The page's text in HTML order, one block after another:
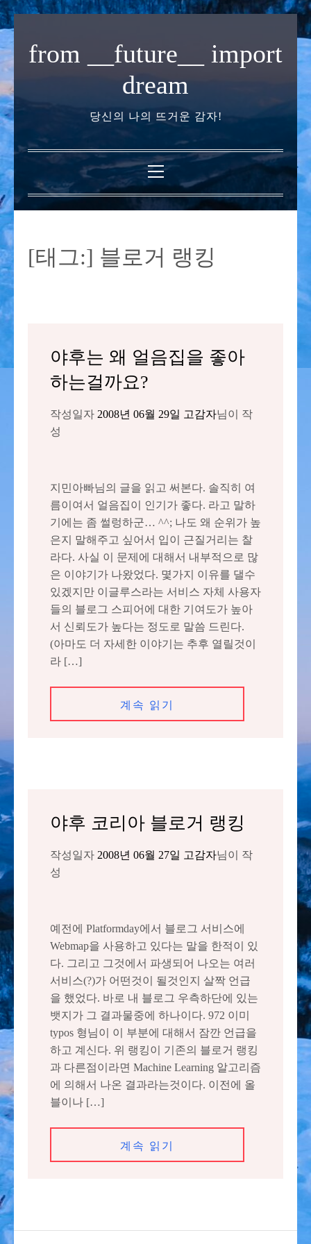
으
바
로
기
from __future__ import
dream
당신의 나의 뜨거운 감자!
기
본
메
뉴
[태그:] 블로거 랭킹
야후는 왜 얼음집을 좋아
하는걸까요?
작성일자 2008년 06월 29일 고감자님이 작
성
지민아빠님의 글을 읽고 써본다. 솔직히 여
름이여서 얼음집이 인기가 좋다. 라고 말하
기에는 좀 썰렁하군… ^^; 나도 왜 순위가 높
은지 말해주고 싶어서 입이 근질거리는 찰
라다. 사실 이 문제에 대해서 내부적으로 많
은 이야기가 나왔었다. 몇가지 이유를 댈수
있겠지만 이글루스라는 서비스 자체 사용자
들의 블로그 스피어에 대한 기여도가 높아
서 신뢰도가 높다는 정도로 말씀 드린다.
(아마도 더 자세한 이야기는 추후 열릴것이
라 […]
계속 읽기
야후 코리아 블로거 랭킹
작성일자 2008년 06월 27일 고감자님이 작
성
예전에 Platformday에서 블로그 서비스에
Webmap을 사용하고 있다는 말을 한적이 있
다. 그리고 그것에서 파생되어 나오는 여러
서비스(?)가 어떤것이 될것인지 살짝 언급
을 했었다. 바로 내 블로그 우측하단에 있는
뱃지가 그 결과물중에 하나이다. 972 이미
typos 형님이 이 부분에 대해서 잠깐 언급을
하고 계신다. 위 랭킹이 기존의 블로거 랭킹
과 다른점이라면 Machine Learning 알고리즘
에 의해서 나온 결과라는것이다. 이전에 올
블이나 […]
계속 읽기